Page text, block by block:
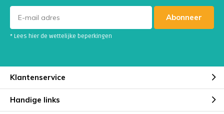
Abonneer
* Lees hier de wettelijke beperkingen
Klantenservice
Handige links